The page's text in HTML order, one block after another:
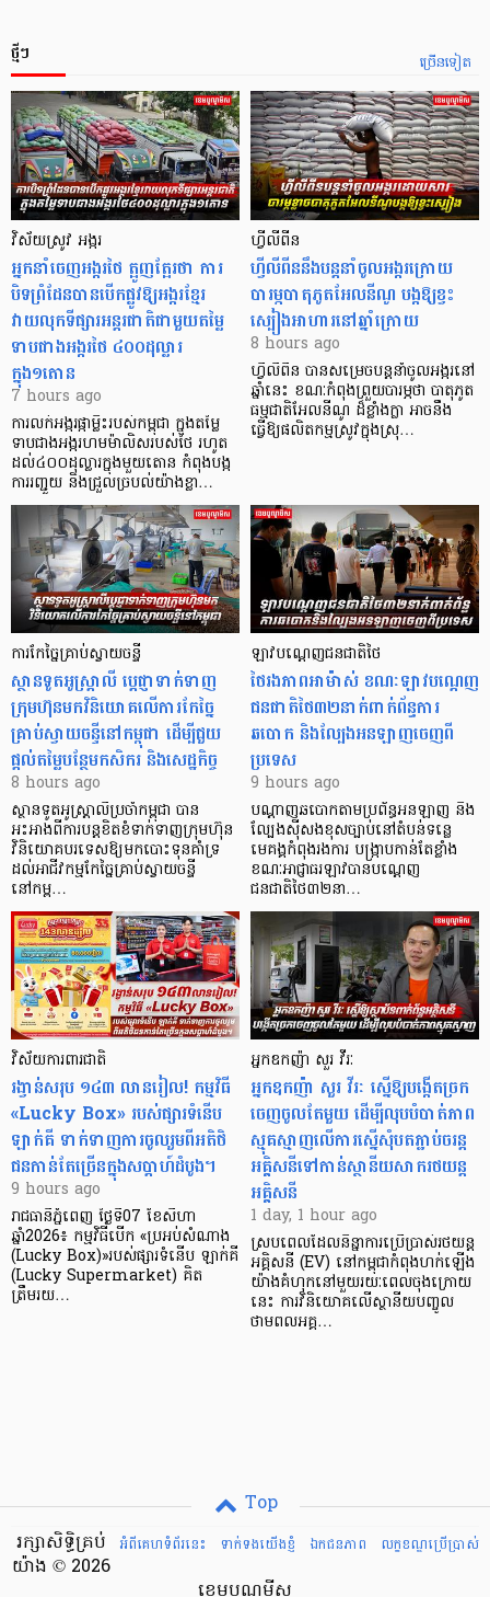
ច្រើនទៀត
ថ្មីៗ
វិស័យស្រូវ អង្ករ
អ្នកនាំចេញអង្ករថៃ ត្អូញត្អែរថា ការ
បិទព្រំដែនបានបើកផ្លូវឱ្យអង្ករខ្មែរ
វាយលុកទីផ្សារអន្តរជាតិជាមួយតម្លៃ
ទាបជាងអង្ករថៃ ៤០០ដុល្លារ
ក្នុង១តោន
7 hours ago
ការលក់អង្ករផ្កាម្លិះរបស់កម្ពុជា ក្នុងតម្លៃ
ទាបជាងអង្ករហមម៉ាលិសរបស់ថៃ រហូត
ដល់៤០០ដុល្លារក្នុងមួយតោន កំពុងបង្ក
ការរញ្ជួយ និងជ្រួលច្របល់យ៉ាងខ្លា…
ហ្វីលីពីន
ហ្វីលីពីននឹងបន្តនាំចូលអង្ករក្រោយ
បារម្ភបាតុភូតអែលនីណូ បង្កឱ្យខ្វះ
ស្បៀងអាហារនៅឆ្នាំក្រោយ
8 hours ago
ហ្វីលីពីន បាន​សម្រេចបន្តនាំចូលអង្ករនៅ
ឆ្នាំនេះ ខណៈកំពុងព្រួយបារម្ភថា បាតុភូត
ធម្មជាតិអែលនីណូ ដ៏ខ្លាំងក្លា​ អាចនឹង
ធ្វើឱ្យផលិតកម្មស្រូវក្នុងស្រុ…
ការកែច្នៃគ្រាប់ស្វាយចន្ទី
ស្ថានទូតអូស្ត្រាលី ប្តេជ្ញាទាក់ទាញ
ក្រុមហ៊ុនមក​វិនិយោគលើការកែច្នៃ
គ្រាប់ស្វាយចន្ទីនៅកម្ពុជា ដើម្បីជួយ
ផ្តល់តម្លៃបន្ថែមកសិករ និងសេដ្ឋកិច្ច
8 hours ago
ស្ថានទូតអូស្ត្រាលីប្រចាំកម្ពុជា បាន
អះអាងពីការបន្តខិតខំទាក់ទាញក្រុមហ៊ុន
វិនិយោគបរទេសឱ្យមកបោះទុនគាំទ្រ
ដល់អាជីវកម្មកែច្នៃគ្រាប់ស្វាយចន្ទី
នៅកម្ព…
ឡាវបណ្តេញជនជាតិថៃ
ថៃរងភាពអាម៉ាស់ ខណៈឡាវបណ្តេញ
ជនជាតិថៃ៣២នាក់ពាក់ព័ន្ធការ
ឆបោក និងល្បែងអនឡាញចេញពី
ប្រទេស
9 hours ago
បណ្តាញឆបោកតាមប្រព័ន្ធអនឡាញ និង
ល្បែងស៊ីសងខុសច្បាប់នៅតំបន់ទន្លេ
មេគង្គកំពុងរងការ បង្ក្រាប​កាន់តែខ្លាំង
ខណៈអាជ្ញាធរឡាវបានបណ្តេញ
ជនជាតិថៃ៣២នា…
វិស័យការពារជាតិ
រង្វាន់សរុប ១៤៣ លានរៀល! កម្មវិធី
«Lucky Box» របស់ផ្សារទំនើប
ឡាក់គី ទាក់ទាញការចូលរួមពីអតិថិ
ជនកាន់តែច្រើនក្នុងសប្តាហ៍ដំបូង។
9 hours ago
រាជធានីភ្នំពេញ ថ្ងៃទី07 ខែសីហា
ឆ្នាំ2026៖ កម្មវិធីបើក «ប្រអប់សំណាង
(Lucky Box)»របស់ផ្សារទំនើប ឡាក់គី
(Lucky Supermarket) គិត
ត្រឹមរយ…
អ្នកឧកញ៉ា សួរ វីរៈ
អ្នកឧកញ៉ា សួរ វីរៈ ស្នើឱ្យបង្កើតច្រក
ចេញចូលតែមួយ ដើម្បីលុបបំបាត់ភាព
ស្មុគស្មាញលើការស្នើសុំបតភ្ជាប់ចរន្ត
អគ្គិសនីទៅកាន់ស្ថានីយសាករថយន្ត
អគ្គិសនី
1 day, 1 hour ago
ស្របពេលដែលនិន្នាការប្រើប្រាស់រថយន្ត
អគ្គិសនី (EV) នៅកម្ពុជាកំពុងហក់ឡើង
យ៉ាងគំហុកនៅមួយរយៈពេលចុងក្រោយ
នេះ ការវិនិយោគលើស្ថានីយបញ្ចូល
ថាមពលអគ្គ…
Top
អំពីគេហទំព័រនេះ
ទាក់ទងយើងខ្ញំ ឯកជនភាព លក្ខខណ្ឌ​ប្រើ​ប្រាស់
រក្សាសិទ្ធិគ្រប់
យ៉ាង © 2026
ខេមបូណូមីស